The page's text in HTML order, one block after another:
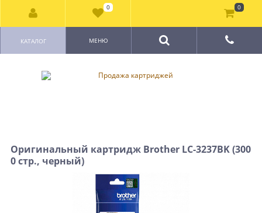
КАТАЛОГ МЕНЮ
Оригинальный картридж Brother LC-3237BK (300
0 стр., черный)
0 0